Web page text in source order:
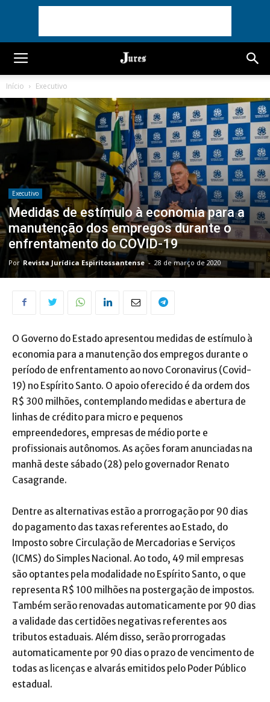
Início Executivo
Executivo
Medidas de estímulo à economia para a
manutenção dos empregos durante o
enfrentamento do COVID-19
Por Revista Jurídica Espiritossantense - 28 de março de 2020
O Governo do Estado apresentou medidas de estímulo à
economia para a manutenção dos empregos durante o
período de enfrentamento ao novo Coronavirus (Covid-
19) no Espírito Santo. O apoio oferecido é da ordem dos
R$ 300 milhões, contemplando medidas e abertura de
linhas de crédito para micro e pequenos
empreendedores, empresas de médio porte e
profissionais autônomos. As ações foram anunciadas na
manhã deste sábado (28) pelo governador Renato
Casagrande.
Dentre as alternativas estão a prorrogação por 90 dias
do pagamento das taxas referentes ao Estado, do
Imposto sobre Circulação de Mercadorias e Serviços
(ICMS) do Simples Nacional. Ao todo, 49 mil empresas
são optantes pela modalidade no Espírito Santo, o que
representa R$ 100 milhões na postergação de impostos.
Também serão renovadas automaticamente por 90 dias
a validade das certidões negativas referentes aos
tributos estaduais. Além disso, serão prorrogadas
automaticamente por 90 dias o prazo de vencimento de
todas as licenças e alvarás emitidos pelo Poder Público
estadual.